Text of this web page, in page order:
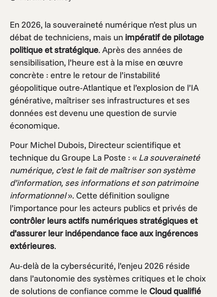
En 2026, la souveraineté numérique n’est plus un
débat de techniciens, mais un impératif de pilotage
politique et stratégique. Après des années de
sensibilisation, l’heure est à la mise en œuvre
concrète : entre le retour de l’instabilité
géopolitique outre-Atlantique et l’explosion de l’IA
générative, maîtriser ses infrastructures et ses
données est devenu une question de survie
économique.
Pour Michel Dubois, Directeur scientifique et
technique du Groupe La Poste : « La souveraineté
numérique, c’est le fait de maîtriser son système
d’information, ses informations et son patrimoine
informationnel». Cette définition souligne
l’importance pour les acteurs publics et privés de
contrôler leurs actifs numériques stratégiques et
d’assurer leur indépendance face aux ingérences
extérieures.
Au-delà de la cybersécurité, l’enjeu 2026 réside
dans l’autonomie des systèmes critiques et le choix
de solutions de confiance comme le Cloud qualifié